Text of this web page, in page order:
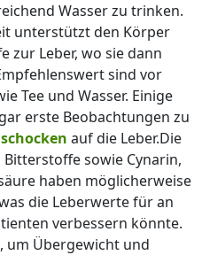
Wasser zu trinken.
unterstützt den Körper
zur Leber, wo sie dann
sind vor
Tee und Wasser. Einige
erste Beobachtungen zu
auf die Leber.Die
sowie Cynarin,
haben möglicherweise
die Leberwerte für an
verbessern könnte.
um Übergewicht und